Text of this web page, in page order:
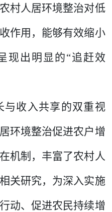
村人居环境整治对低
作用，能够有效缩小
现出明显的“追赶效
与收入共享的双重视
环境整治促进农户增
机制，丰富了农村人
关研究，为深入实施
动、促进农民持续增